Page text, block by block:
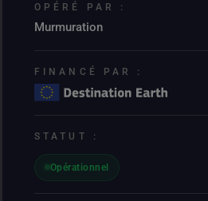
OPÉRÉ PAR :
Murmuration
FINANCÉ PAR :
STATUT :
Opérationnel